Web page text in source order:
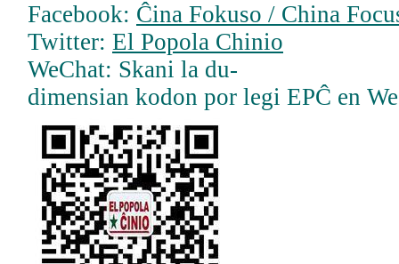
Facebook: Ĉina Fokuso / China
Twitter: El Popola Chinio
WeChat: Skani la du-
dimensian kodon por legi EPĈ en